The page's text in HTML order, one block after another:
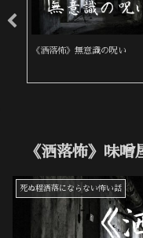
《洒落怖》無意識の呪い
《洒落怖》味噌
死ぬ程洒落にならない怖い話